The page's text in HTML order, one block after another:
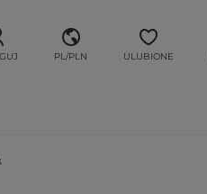
PL/PLN ULUBIONE